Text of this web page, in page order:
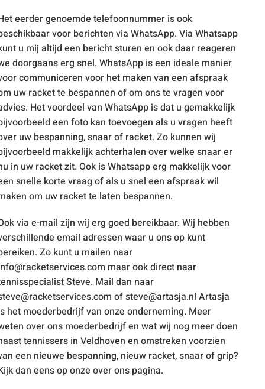
eerder genoemde telefoonnummer is ook
voor berichten via WhatsApp. Via Whatsapp
u mij altijd een bericht sturen en ook daar reageren
doorgaans erg snel. WhatsApp is een ideale manier
communiceren voor het maken van een afspraak
uw racket te bespannen of om ons te vragen voor
Het voordeel van WhatsApp is dat u gemakkelijk
een foto kan toevoegen als u vragen heeft
uw bespanning, snaar of racket. Zo kunnen wij
makkelijk achterhalen over welke snaar er
in uw racket zit. Ook is Whatsapp erg makkelijk voor
snelle korte vraag of als u snel een afspraak wil
om uw racket te laten bespannen.
via e-mail zijn wij erg goed bereikbaar. Wij hebben
email adressen waar u ons op kunt
Zo kunt u mailen naar
maar ook direct naar
Steve. Mail dan naar
ofsteve@artasja.nl Artasja
het moederbedrijf van onze onderneming. Meer
over ons moederbedrijf en wat wij nog meer doen
tennissers in Veldhoven en omstreken voorzien
een nieuwe bespanning, nieuw racket, snaar of grip?
dan eens op onze over ons pagina.